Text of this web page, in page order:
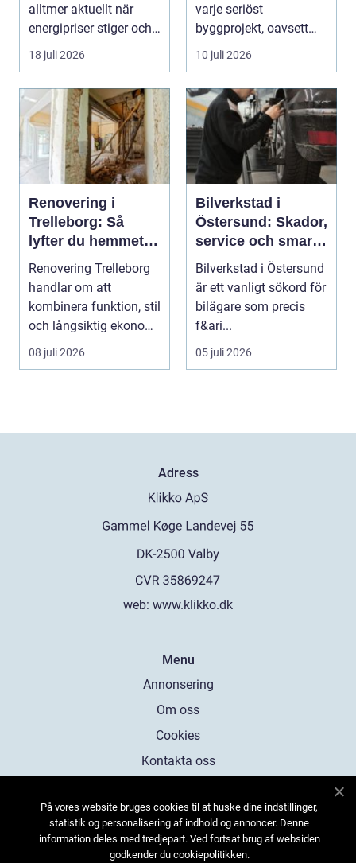
alltmer aktuellt när
energipriser stiger och
fler vill sän...
18 juli 2026
varje seriöst
byggprojekt, oavsett
om det handlar om en
10 juli 2026
Renovering i
Trelleborg: Så
lyfter du hemmet
på ett smart sätt
Renovering Trelleborg
handlar om att
kombinera funktion, stil
och långsiktig ekonomi
i samma p...
08 juli 2026
Bilverkstad i
Östersund: Skador,
service och smarta
val för din bil
Bilverkstad i Östersund
är ett vanligt sökord för
bilägare som precis
f&ari...
05 juli 2026
Adress
web: www.klikko.dk
Menu
Annonsering
Om oss
Cookies
Kontakta oss
På vores website bruges cookies til at huske dine indstillinger,
statistik og personalisering af indhold og annoncer. Denne
information deles med tredjepart. Ved fortsat brug af websiden
godkender du cookiepolitikken.